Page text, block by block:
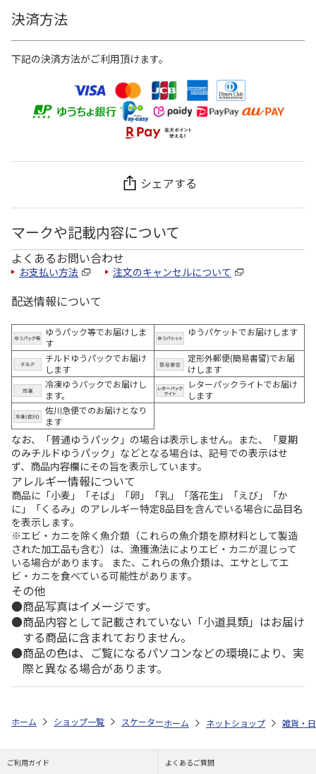
決済方法
下記の決済方法がご利用頂けます。
シェアする
マークや記載内容について
よくあるお問い合わせ
お支払い方法 注文のキャンセルについて
配送情報について
ゆうパック等でお届けしま
す
ゆうパケットでお届けします
チルドゆうパックでお届け
します
定形外郵便(簡易書留)でお届
けします
冷凍ゆうパックでお届けし
ます。
レターパックライトでお届け
します
佐川急便でのお届けとなり
ます
なお、「普通ゆうパック」の場合は表示しません。また、「夏期
のみチルドゆうパック」などとなる場合は、記号での表示はせ
ず、商品内容欄にその旨を表示しています。
アレルギー情報について
商品に「小麦」「そば」「卵」「乳」「落花生」「えび」「か
に」「くるみ」のアレルギー特定8品目を含んでいる場合に品目名
を表示します。
※エビ・カニを除く魚介類（これらの魚介類を原材料として製造
された加工品も含む）は、漁獲漁法によりエビ・カニが混じって
いる場合があります。 また、これらの魚介類は、エサとしてエ
ビ・カニを食べている可能性があります。
その他
商品写真はイメージです。
商品内容として記載されていない「小道具類」はお届け
する商品に含まれておりません。
商品の色は、ご覧になるパソコンなどの環境により、実
際と異なる場合があります。
ホーム ショップ一覧 スケーター 抗菌ふわっとタイトランチボック
ホーム ネットショップ 雑貨・
ご利用ガイド よくあるご質問